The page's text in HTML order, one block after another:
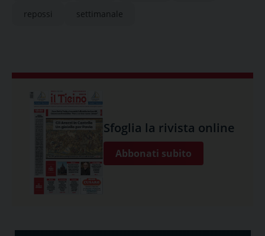
repossi settimanale
Sfoglia la rivista online
Abbonati subito